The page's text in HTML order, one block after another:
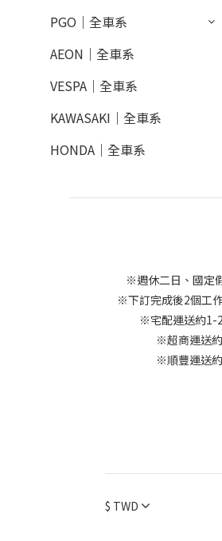
PGO｜全車系
AEON｜全車系
VESPA｜全車系
KAWASAKI｜全車系
HONDA｜全車系
※週休二日、國定
※下訂完成後2個工
※宅配運送約1-
※超商運送
※順豐運送
$ TWD